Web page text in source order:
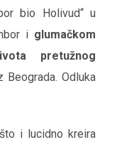
bio Holivud“ u
i glumačkom
pretužnog
Odluka
i lucidno kreira